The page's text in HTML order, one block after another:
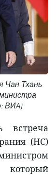
Чан Тхань
ВИA)
встреча
(НС)
который